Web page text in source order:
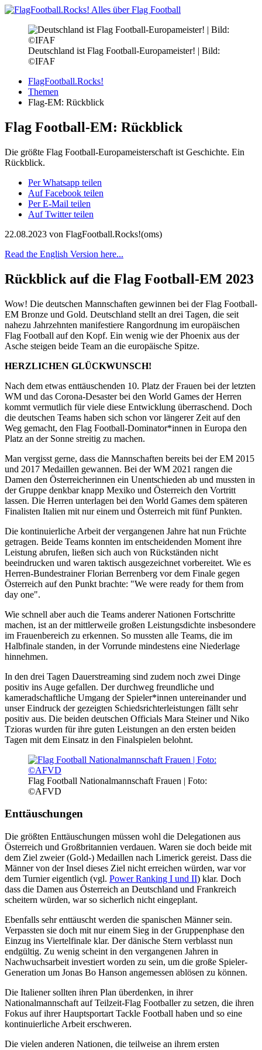
Deutschland ist Flag Football-Europameister! | Bild:
©IFAF
FlagFootball.Rocks!
Themen
Flag-EM: Rückblick
Flag Football-EM: Rückblick
Die größte Flag Football-Europameisterschaft ist Geschichte. Ein
Rückblick.
Per Whatsapp teilen
Auf Facebook teilen
Per E-Mail teilen
Auf Twitter teilen
22.08.2023 von FlagFootball.Rocks!(oms)
Read the English Version here...
Rückblick auf die Flag Football-EM 2023
Wow! Die deutschen Mannschaften gewinnen bei der Flag Football-
EM Bronze und Gold. Deutschland stellt an drei Tagen, die seit
nahezu Jahrzehnten manifestiere Rangordnung im europäischen
Flag Football auf den Kopf. Ein wenig wie der Phoenix aus der
Asche steigen beide Team an die europäische Spitze.
HERZLICHEN GLÜCKWUNSCH!
Nach dem etwas enttäuschenden 10. Platz der Frauen bei der letzten
WM und das Corona-Desaster bei den World Games der Herren
kommt vermutlich für viele diese Entwicklung überraschend. Doch
die deutschen Teams haben sich schon vor längerer Zeit auf den
Weg gemacht, den Flag Football-Dominator*innen in Europa den
Platz an der Sonne streitig zu machen.
Man vergisst gerne, dass die Mannschaften bereits bei der EM 2015
und 2017 Medaillen gewannen. Bei der WM 2021 rangen die
Damen den Österreicherinnen ein Unentschieden ab und mussten in
der Gruppe denkbar knapp Mexiko und Österreich den Vortritt
lassen. Die Herren unterlagen bei den World Games dem späteren
Finalisten Italien mit nur einem und Österreich mit fünf Punkten.
Die kontinuierliche Arbeit der vergangenen Jahre hat nun Früchte
getragen. Beide Teams konnten im entscheidenden Moment ihre
Leistung abrufen, ließen sich auch von Rückständen nicht
beeindrucken und waren taktisch ausgezeichnet vorbereitet. Wie es
Herren-Bundestrainer Florian Berrenberg vor dem Finale gegen
Österreich auf den Punkt brachte: "We were ready for them from
day one".
Wie schnell aber auch die Teams anderer Nationen Fortschritte
machen, ist an der mittlerweile großen Leistungsdichte insbesondere
im Frauenbereich zu erkennen. So mussten alle Teams, die im
Halbfinale standen, in der Vorrunde mindestens eine Niederlage
hinnehmen.
In den drei Tagen Dauerstreaming sind zudem noch zwei Dinge
positiv ins Auge gefallen. Der durchweg freundliche und
kameradschaftliche Umgang der Spieler*innen untereinander und
unser Eindruck der gezeigten Schiedsrichterleistungen fällt sehr
positiv aus. Die beiden deutschen Officials Mara Steiner und Niko
Tzioras wurden für ihre guten Leistungen an den ersten beiden
Tagen mit dem Einsatz in den Finalspielen belohnt.
Flag Football Nationalmannschaft Frauen | Foto:
©AFVD
Enttäuschungen
Die größten Enttäuschungen müssen wohl die Delegationen aus
Österreich und Großbritannien verdauen. Waren sie doch beide mit
dem Ziel zweier (Gold-) Medaillen nach Limerick gereist. Dass die
Männer von der Insel dieses Ziel nicht erreichen würden, war vor
dem Turnier eigentlich (vgl. Power Ranking I und II) klar. Doch
dass die Damen aus Österreich an Deutschland und Frankreich
scheitern würden, war so sicherlich nicht eingeplant.
Ebenfalls sehr enttäuscht werden die spanischen Männer sein.
Verpassten sie doch mit nur einem Sieg in der Gruppenphase den
Einzug ins Viertelfinale klar. Der dänische Stern verblasst nun
endgültig. Zu wenig scheint in den vergangenen Jahren in
Nachwuchsarbeit investiert worden zu sein, um die große Spieler-
Generation um Jonas Bo Hanson angemessen ablösen zu können.
Die Italiener sollten ihren Plan überdenken, in ihrer
Nationalmannschaft auf Teilzeit-Flag Footballer zu setzen, die ihren
Fokus auf ihrer Hauptsportart Tackle Football haben und so eine
kontinuierliche Arbeit erschweren.
Die vielen anderen Nationen, die teilweise an ihrem ersten